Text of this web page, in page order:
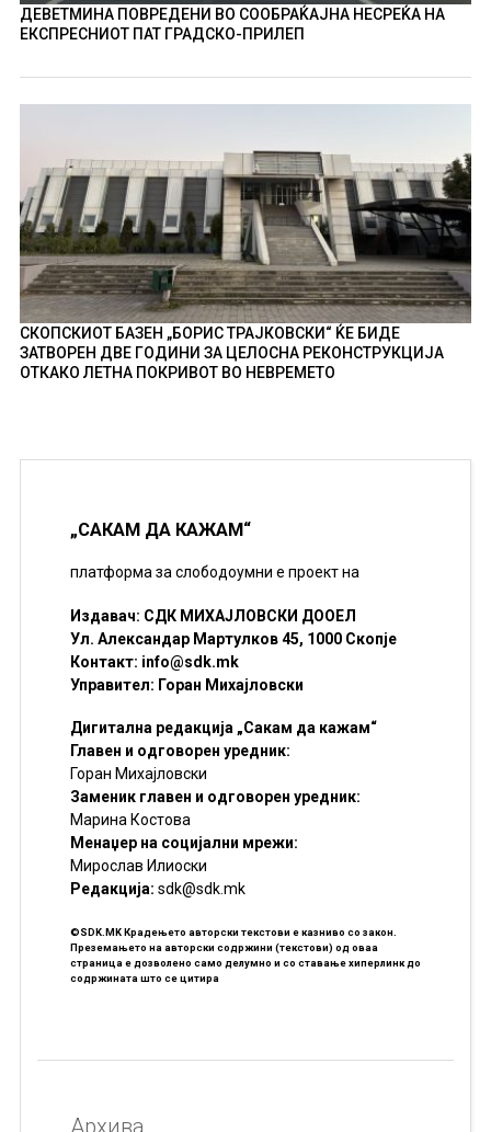
ДЕВЕТМИНА ПОВРЕДЕНИ ВО СООБРАЌАЈНА НЕСРЕЌА НА
ЕКСПРЕСНИОТ ПАТ ГРАДСКО-ПРИЛЕП
СКОПСКИОТ БАЗЕН „БОРИС ТРАЈКОВСКИ“ ЌЕ БИДЕ
ЗАТВОРЕН ДВЕ ГОДИНИ ЗА ЦЕЛОСНА РЕКОНСТРУКЦИЈА
ОТКАКО ЛЕТНА ПОКРИВОТ ВО НЕВРЕМЕТО
„САКАМ ДА КАЖАМ“
платформа за слободоумни е проект на
Издавач: СДК МИХАЈЛОВСКИ ДООЕЛ
Ул. Александар Мартулков 45, 1000 Скопје
Контакт: info@sdk.mk
Управител: Горан Михајловски
Дигитална редакција „Сакам да кажам“
Главен и одговорен уредник:
Горан Михајловски
Заменик главен и одговорен уредник:
Марина Костова
Менаџер на социјални мрежи:
Мирослав Илиоски
Редакцијa: sdk@sdk.mk
©SDK.MK Крадењето авторски текстови е казниво со закон.
Преземањето на авторски содржини (текстови) од оваа
страница е дозволено само делумно и со ставање хиперлинк до
содржината што се цитира
Архива